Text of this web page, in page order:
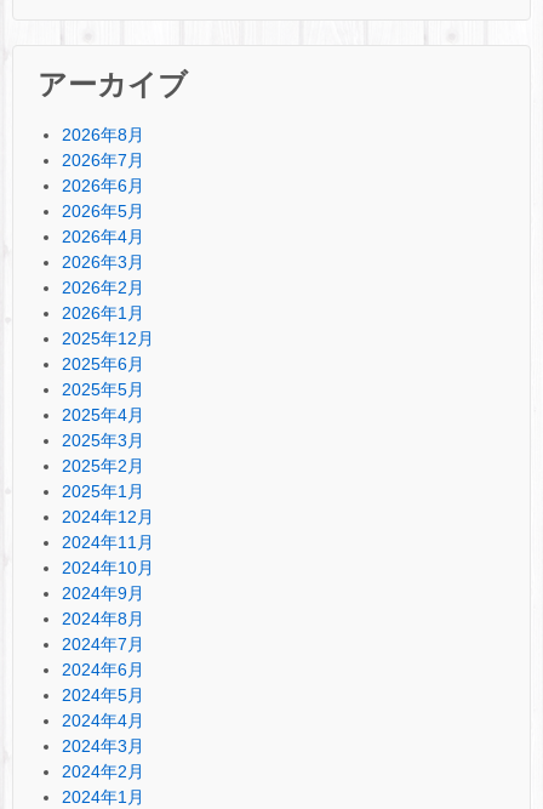
アーカイブ
2026年8月
2026年7月
2026年6月
2026年5月
2026年4月
2026年3月
2026年2月
2026年1月
2025年12月
2025年6月
2025年5月
2025年4月
2025年3月
2025年2月
2025年1月
2024年12月
2024年11月
2024年10月
2024年9月
2024年8月
2024年7月
2024年6月
2024年5月
2024年4月
2024年3月
2024年2月
2024年1月